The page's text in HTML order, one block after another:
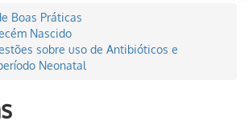
Boas Práticas
Nascido
sobre uso de Antibióticos e
Neonatal